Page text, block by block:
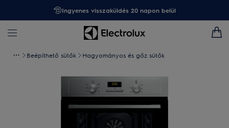
Ingyenes visszaküldés 20 napon belül
Beépíthető sütők Hagyományos és gőz sütők